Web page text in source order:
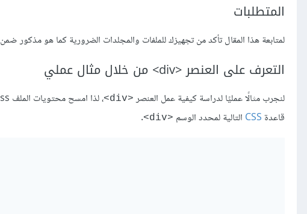
المتطلبات
لمتابعة هذا المقال تأكد من تجهيزك للملفات والمجلدات الضرورية كما هو مذكور ضمن
التعرف على العنصر <div> من خلال مثال عملي
لنجرب مثالًا عمليًا لدراسة كيفية عمل العنصر <div>
قاعدة CSS التالية لمحدد الوسم <div>
.